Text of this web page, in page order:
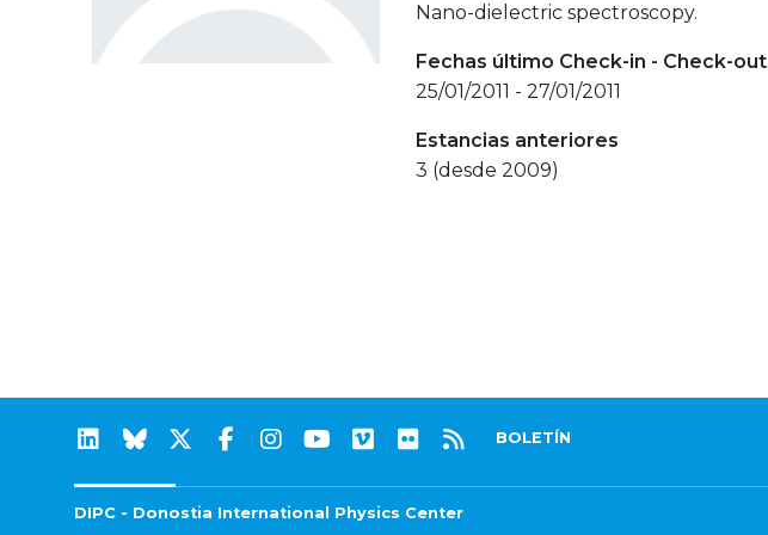
Nano-dielectric spectroscopy.
Fechas último Check-in - Check-out
25/01/2011 - 27/01/2011
Estancias anteriores
3 (desde 2009)
BOLETÍN
DIPC - Donostia International Physics Center